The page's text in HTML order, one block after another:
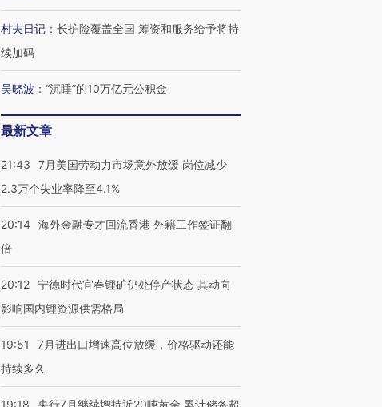
村夫日记 ： 长护险覆盖全国 筹资和服务给予将持
续加码
吴晓波 ： “沉睡”的10万亿元公积金
最新文章
21:43
7月美国劳动力市场意外放缓 岗位减少
2.3万个失业率降至4.1%
20:14 海外金融专才回流香港 外籍工作签证翻
倍
20:12 宁德时代宜春锂矿仍处停产状态 其动向
影响国内锂资源供需格局
19:51
7月进出口增速高位放缓，价格驱动还能
持续多久
19:18
央行7月继续增持近20吨黄金 累计储备超